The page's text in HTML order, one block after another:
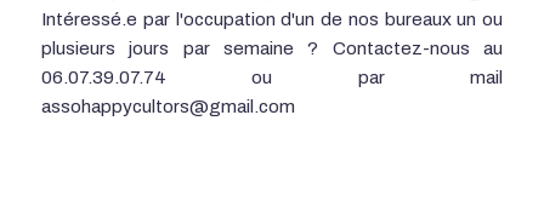
Intéressé.e par l'occupation d'un de nos bureaux un ou
plusieurs jours par semaine ? Contactez-nous au
06.07.39.07.74 ou par mail
assohappycultors@gmail.com